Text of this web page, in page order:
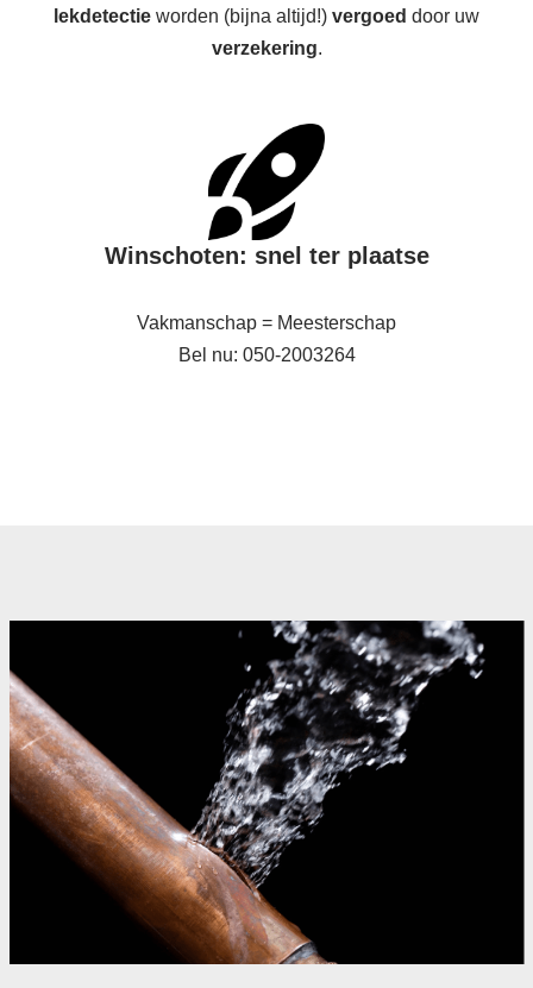
lekdetectie worden (bijna altijd!) vergoed door uw
verzekering.
Winschoten: snel ter plaatse
Vakmanschap = Meesterschap
Bel nu: 050-2003264